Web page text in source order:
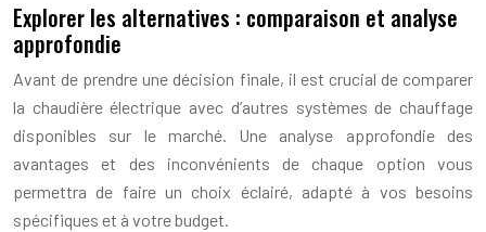
Explorer les alternatives : comparaison et analyse
approfondie
Avant de prendre une décision finale, il est crucial de comparer
la chaudière électrique avec d’autres systèmes de chauffage
disponibles sur le marché. Une analyse approfondie des
avantages et des inconvénients de chaque option vous
permettra de faire un choix éclairé, adapté à vos besoins
spécifiques et à votre budget.